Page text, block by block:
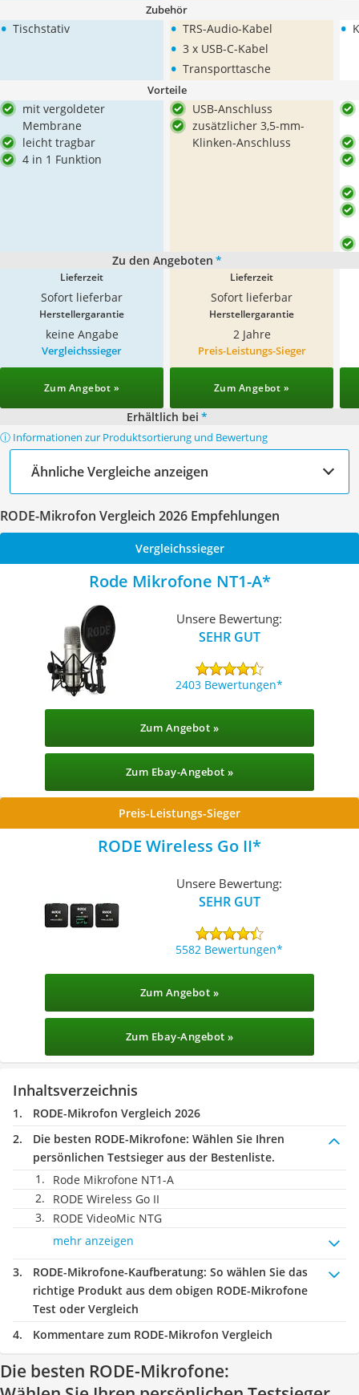
Zubehör
• Tischstativ • TRS-Audio-Kabel
• 3 x USB-C-Kabel
• Transporttasche
•
Vorteile
mit vergoldeter
Membrane
leicht tragbar
4 in 1 Funktion
USB-Anschluss
zusätzlicher 3,5-mm-
Klinken-Anschluss
Zu den Angeboten *
Lieferzeit
Sofort lieferbar
Lieferzeit
Sofort lieferbar
Herstellergarantie
keine Angabe
Herstellergarantie
2 Jahre
Vergleichssieger
Zum Angebot »
Preis-Leistungs-Sieger
Zum Angebot »
Erhältlich bei *
ⓘ Informationen zur Produktsortierung und Bewertung
Ähnliche Vergleiche anzeigen
RODE-Mikrofon Vergleich 2026 Empfehlungen
Vergleichssieger
Rode Mikrofone NT1-A
Unsere Bewertung:
SEHR GUT
2403 Bewertungen
Zum Angebot »
Zum Ebay-Angebot »
Preis-Leistungs-Sieger
RODE Wireless Go II
Unsere Bewertung:
SEHR GUT
5582 Bewertungen
Zum Angebot »
Zum Ebay-Angebot »
Inhaltsverzeichnis
RODE-Mikrofon Vergleich 2026
Die besten RODE-Mikrofone: Wählen Sie Ihren
persönlichen Testsieger aus der Bestenliste.
Rode Mikrofone NT1-A
RODE Wireless Go II
RODE VideoMic NTG
mehr anzeigen
RODE-Mikrofone-Kaufberatung: So wählen Sie das
richtige Produkt aus dem obigen RODE-Mikrofone
Test oder Vergleich
Kommentare zum RODE-Mikrofon Vergleich
Die besten RODE-Mikrofone: